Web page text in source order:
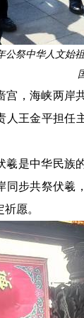
公祭中华人文始
宫，海峡两岸
人王金平担任
羲是中华民族
同步共祭伏羲
愿。